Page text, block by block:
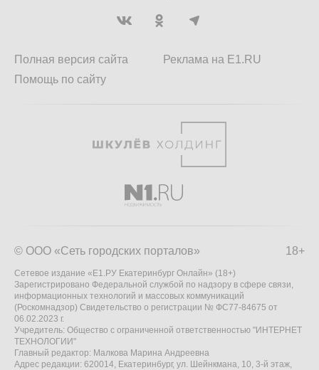
Полная версия сайта
Помощь по сайту
Реклама на E1.RU
18+
© ООО «Сеть городских порталов»
Сетевое издание «Е1.РУ Екатеринбург Онлайн» (18+)
Зарегистрировано Федеральной службой по надзору в сфере связи,
информационных технологий и массовых коммуникаций
(Роскомнадзор) Свидетельство о регистрации № ФС77-84675 от
06.02.2023 г.
Учредитель: Общество с ограниченной ответственностью "ИНТЕРНЕТ
ТЕХНОЛОГИИ"
Главный редактор: Малкова Марина Андреевна
Адрес редакции: 620014, Екатеринбург, ул. Шейнкмана, 10, 3-й этаж,